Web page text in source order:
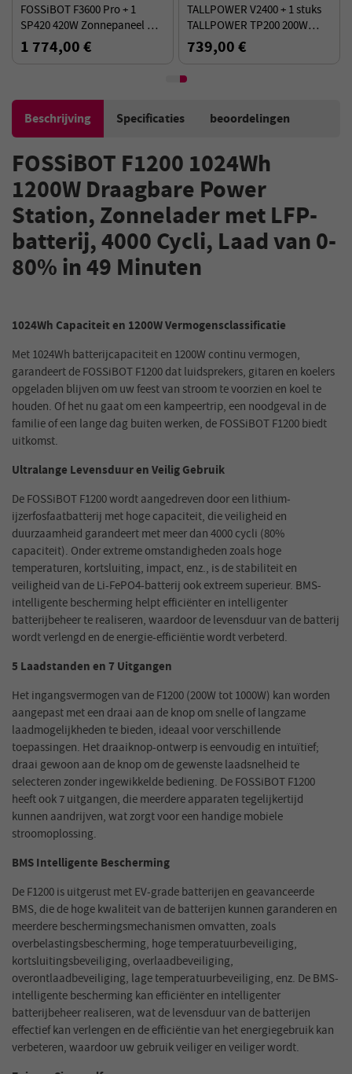
FOSSiBOT F3600 Pro + 1
SP420 420W Zonnepaneel Kit
(3840Wh)
1 774,00 €
TALLPOWER V2400 + 1 stuks
TALLPOWER TP200 200W
zonnepaneel kit
739,00 €
Beschrijving Specificaties beoordelingen
FOSSiBOT F1200 1024Wh
1200W Draagbare Power
Station, Zonnelader met LFP-
batterij, 4000 Cycli, Laad van 0-
80% in 49 Minuten
1024Wh Capaciteit en 1200W Vermogensclassificatie
Met 1024Wh batterijcapaciteit en 1200W continu vermogen,
garandeert de FOSSiBOT F1200 dat luidsprekers, gitaren en koelers
opgeladen blijven om uw feest van stroom te voorzien en koel te
houden. Of het nu gaat om een kampeertrip, een noodgeval in de
familie of een lange dag buiten werken, de FOSSiBOT F1200 biedt
uitkomst.
Ultralange Levensduur en Veilig Gebruik
De FOSSiBOT F1200 wordt aangedreven door een lithium-
ijzerfosfaatbatterij met hoge capaciteit, die veiligheid en
duurzaamheid garandeert met meer dan 4000 cycli (80%
capaciteit). Onder extreme omstandigheden zoals hoge
temperaturen, kortsluiting, impact, enz., is de stabiliteit en
veiligheid van de Li-FePO4-batterij ook extreem superieur. BMS-
intelligente bescherming helpt efficiënter en intelligenter
batterijbeheer te realiseren, waardoor de levensduur van de batterij
wordt verlengd en de energie-efficiëntie wordt verbeterd.
5 Laadstanden en 7 Uitgangen
Het ingangsvermogen van de F1200 (200W tot 1000W) kan worden
aangepast met een draai aan de knop om snelle of langzame
laadmogelijkheden te bieden, ideaal voor verschillende
toepassingen. Het draaiknop-ontwerp is eenvoudig en intuïtief;
draai gewoon aan de knop om de gewenste laadsnelheid te
selecteren zonder ingewikkelde bediening. De FOSSiBOT F1200
heeft ook 7 uitgangen, die meerdere apparaten tegelijkertijd
kunnen aandrijven, wat zorgt voor een handige mobiele
stroomoplossing.
BMS Intelligente Bescherming
De F1200 is uitgerust met EV-grade batterijen en geavanceerde
BMS, die de hoge kwaliteit van de batterijen kunnen garanderen en
meerdere beschermingsmechanismen omvatten, zoals
overbelastingsbescherming, hoge temperatuurbeveiliging,
kortsluitingsbeveiliging, overlaadbeveiliging,
overontlaadbeveiliging, lage temperatuurbeveiliging, enz. De BMS-
intelligente bescherming kan efficiënter en intelligenter
batterijbeheer realiseren, wat de levensduur van de batterijen
effectief kan verlengen en de efficiëntie van het energiegebruik kan
verbeteren, waardoor uw gebruik veiliger en veiliger wordt.